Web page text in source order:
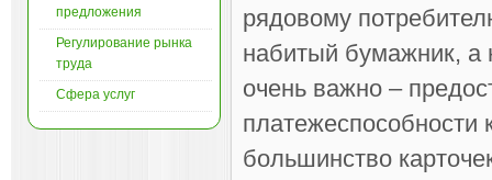
рядовому
набитый бумажник, а
очень важно –
платежеспособности
большинство
предложения
Регулирование рынка
труда
Сфера услуг